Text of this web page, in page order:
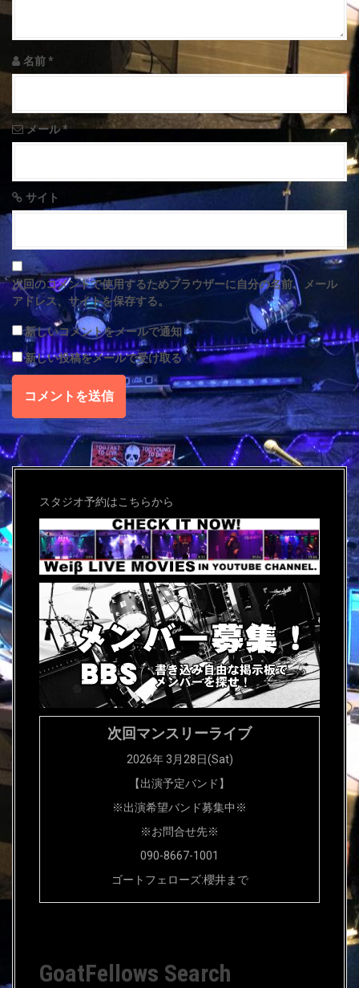
o名前*
メール*
サイト
次回のコメントで使用するためブラウザーに自分の名前、メール
アドレス、サイトを保存する。
新しいコメントをメールで通知
新しい投稿をメールで受け取る
スタジオ予約はこちらから
次回マンスリーライブ
2026年 3月28日(Sat)
【出演予定バンド】
※出演希望バンド募集中※
※お問合せ先※
090-8667-1001
ゴートフェローズ:櫻井まで
GoatFellows Search